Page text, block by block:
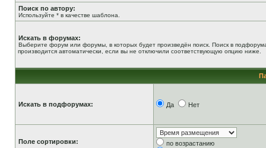
Поиск по автору:
Используйте * в качестве шаблона.
Искать в форумах:
Выберите форум или форумы, в которых будет произведён поиск. Поиск в
производится автоматически, если вы не отключили соответствующую опцию ниже.
Искать в подфорумах: Да Нет
Поле сортировки:
по возрастанию